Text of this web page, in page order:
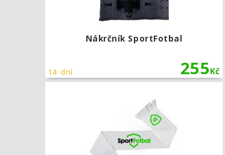
Nákrčník SportFotbal
255Kč
14 dní